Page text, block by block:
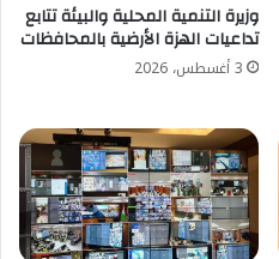
وزيرة التنمية المحلية والبيئة تتابع
تداعيات الهزة الأرضية بالمحافظات
3 أغسطس، 2026